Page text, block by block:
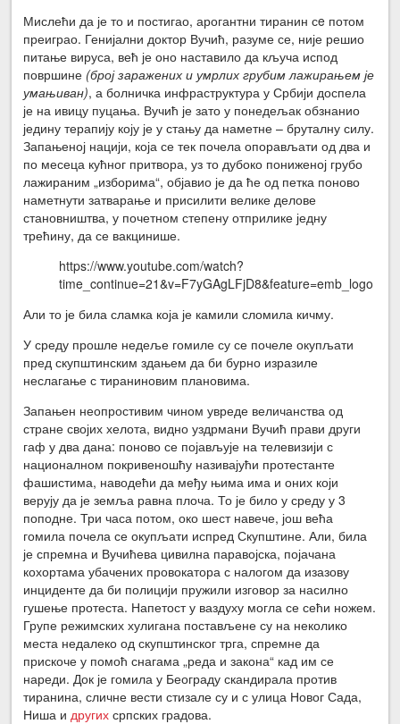
Мислећи да је то и постигао, арогантни тиранин сe потом
преиграо. Генијални доктор Вучић, разуме се, није решио
питање вируса, већ је оно наставило да кључа испод
површине (број заражених и умрлих грубим лажирањем је
умањиван), а болничка инфраструктура у Србији доспела
је на ивицу пуцања. Вучић је зато у понедељак обзнанио
једину терапију коју је у стању да наметне – бруталну силу.
Запањеној нацији, која се тек почела опорављати од два и
по месеца кућног притвора, уз то дубоко пониженој грубо
лажираним „изборима“, објавио је да ће од петка поново
наметнути затварање и присилити велике делове
становништва, у почетном степену отприлике једну
трећину, да се вакцинише.
https://www.youtube.com/watch?
time_continue=21&v=F7yGAgLFjD8&feature=emb_logo
Али то је била сламка која је камили сломила кичму.
У среду прошле недеље гомиле су се почеле окупљати
пред скупштинским здањем да би бурно изразиле
неслагање с тираниновим плановима.
Запањен неопростивим чином увреде величанства од
стране својих хелота, видно уздрмани Вучић прави други
гаф у два дана: поново се појављује на телевизији с
националном покривеношћу називајући протестанте
фашистима, наводећи да међу њима има и оних који
верују да је земља равна плоча. То је било у среду у 3
поподне. Три часа потом, око шест навече, још већа
гомила почела се окупљати испред Скупштине. Али, била
је спремна и Вучићева цивилна паравојска, појачана
кохортама убачених провокатора с налогом да изазову
инциденте да би полицији пружили изговор за насилно
гушење протеста. Напетост у ваздуху могла се сећи ножем.
Групе режимских хулигана постављене су на неколико
места недалеко од скупштинског трга, спремне да
прискоче у помоћ снагама „реда и закона“ кад им се
нареди. Док је гомила у Београду скандирала против
тиранина, сличне вести стизале су и с улица Новог Сада,
Ниша и других српских градова.